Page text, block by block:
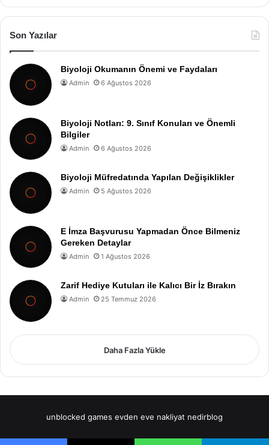
Son Yazılar
Biyoloji Okumanın Önemi ve Faydaları
Admin 6 Ağustos 2026
Biyoloji Notları: 9. Sınıf Konuları ve Önemli
Bilgiler
Admin 6 Ağustos 2026
Biyoloji Müfredatında Yapılan Değişiklikler
Admin 5 Ağustos 2026
E İmza Başvurusu Yapmadan Önce Bilmeniz
Gereken Detaylar
Admin 1 Ağustos 2026
Zarif Hediye Kutuları ile Kalıcı Bir İz Bırakın
Admin 25 Temmuz 2026
Daha Fazla Yükle
unblocked games evden eve nakliyat nedirblog